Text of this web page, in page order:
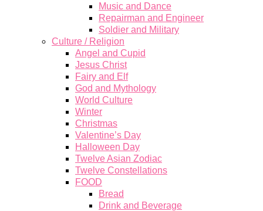
Music and Dance
Repairman and Engineer
Soldier and Military
Culture / Religion
Angel and Cupid
Jesus Christ
Fairy and Elf
God and Mythology
World Culture
Winter
Christmas
Valentine’s Day
Halloween Day
Twelve Asian Zodiac
Twelve Constellations
FOOD
Bread
Drink and Beverage